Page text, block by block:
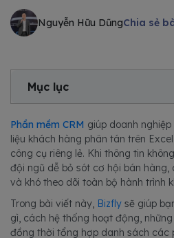
Nguyễn Hữu DũngChia sẻ
Mục lục
Phần mềm CRM giúp doanh
liệu khách hàng phân tán trên
công cụ riêng lẻ. Khi thông tin
đội ngũ dễ bỏ sót cơ hội bán hàng,
và khó theo dõi toàn bộ hành trình
Trong bài viết này, Bizfly sẽ giúp
gì, cách hệ thống hoạt động,
đồng thời tổng hợp danh sách các